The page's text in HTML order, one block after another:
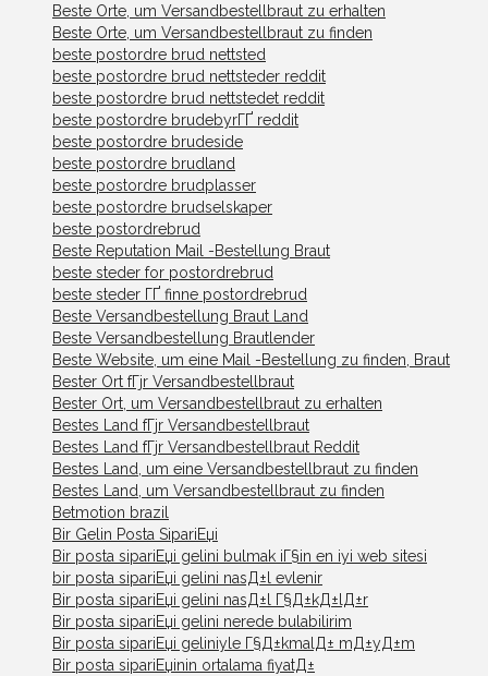
Beste Orte, um Versandbestellbraut zu erhalten
Beste Orte, um Versandbestellbraut zu finden
beste postordre brud nettsted
beste postordre brud nettsteder reddit
beste postordre brud nettstedet reddit
beste postordre brudebyrГҐ reddit
beste postordre brudeside
beste postordre brudland
beste postordre brudplasser
beste postordre brudselskaper
beste postordrebrud
Beste Reputation Mail -Bestellung Braut
beste steder for postordrebrud
beste steder ГҐ finne postordrebrud
Beste Versandbestellung Braut Land
Beste Versandbestellung Brautlender
Beste Website, um eine Mail -Bestellung zu finden, Braut
Bester Ort fГјr Versandbestellbraut
Bester Ort, um Versandbestellbraut zu erhalten
Bestes Land fГјr Versandbestellbraut
Bestes Land fГјr Versandbestellbraut Reddit
Bestes Land, um eine Versandbestellbraut zu finden
Bestes Land, um Versandbestellbraut zu finden
Betmotion brazil
Bir Gelin Posta SipariЕџi
Bir posta sipariЕџi gelini bulmak iГ§in en iyi web sitesi
bir posta sipariЕџi gelini nasД±l evlenir
Bir posta sipariЕџi gelini nasД±l Г§Д±kД±lД±r
Bir posta sipariЕџi gelini nerede bulabilirim
Bir posta sipariЕџi geliniyle Г§Д±kmalД± mД±yД±m
Bir posta sipariЕџinin ortalama fiyatД±